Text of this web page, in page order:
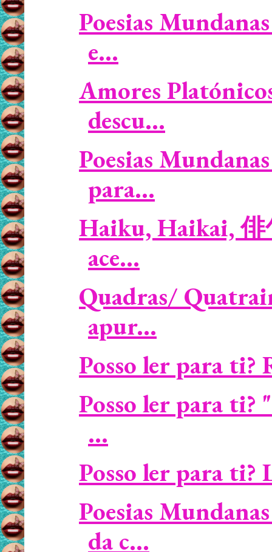
Poesias
e...
Amores
descu...
Poesias
para...
Haiku, Haikai, 俳
ace...
Quadras/
apur...
Posso ler para
Posso ler para ti?
...
Posso ler para
Poesias
da c...